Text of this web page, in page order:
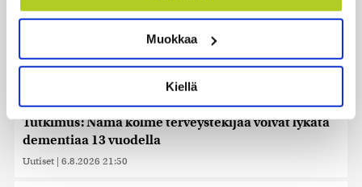
ominaispiirteitä aktiivisesti (sormenjäljen
Lue lisää siitä, miten henkilötietojasi käsitellään ja miten
suostumustasi tai peruuttaa sen milloin vain
evästeilmoituksessa.
Käytämme evästeitä tarjoamamme sisällön ja mainosten
räätälöimiseen, sosiaalisen median ominaisuuksien
Muokkaa
Kiellä
Tutkimus: Nämä kolme terveystekijää voivat lykätä
dementiaa 13 vuodella
Uutiset | 6.8.2026 21:50